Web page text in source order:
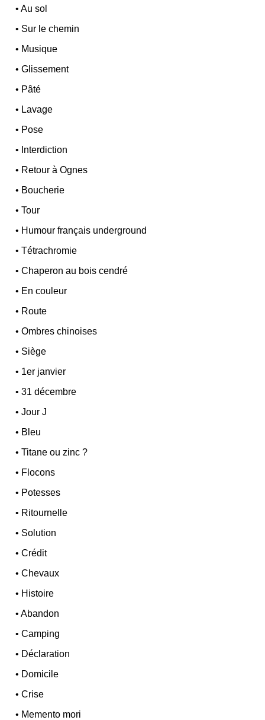
•Au sol
• Sur le chemin
• Musique
•Glissement
• Pâté
• Lavage
• Pose
• Interdiction
• Retour à Ognes
• Boucherie
•Tour
• Humour français underground
•Tétrachromie
•Chaperon au bois cendré
• En couleur
• Route
•Ombres chinoises
• Siège
• 1er janvier
•31 décembre
•Jour J
• Bleu
•Titane ou zinc ?
• Flocons
• Potesses
• Ritournelle
• Solution
•Crédit
•Chevaux
• Histoire
•Abandon
•Camping
• Déclaration
• Domicile
•Crise
• Memento mori